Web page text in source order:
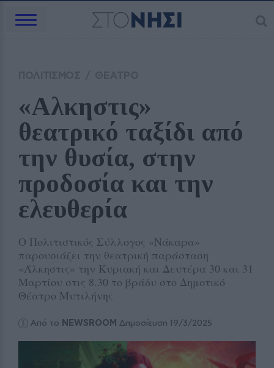
«Αλκηστις»
θεατρικό ταξίδι από
την θυσία, στην
προδοσία και την
ελευθερία
Ο Πολιτιστικός Σύλλογος «Νάκαρα»
παρουσιάζει την θεατρική παράσταση
«Άλκηστις» την Κυριακή και Δευτέρα 30 και 31
Μαρτίου στις 8.30 το βράδυ στο Δημοτικό
Θέατρο Μυτιλήνης
Από το NEWSROOM Δημοσίευση 19/3/2025